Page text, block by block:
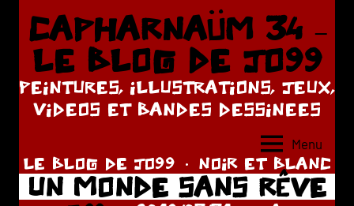
Aller
contenu
CAPHARNAÜM 34 –
LE BLOG DE JO99
PEINTURES, ILLUSTRATIONS, JEUX,
VIDEOS ET BANDES DESSINEES
Menu
LE BLOG DE JO99 NOIR ET BLANC
UN MONDE SANS RÊVE